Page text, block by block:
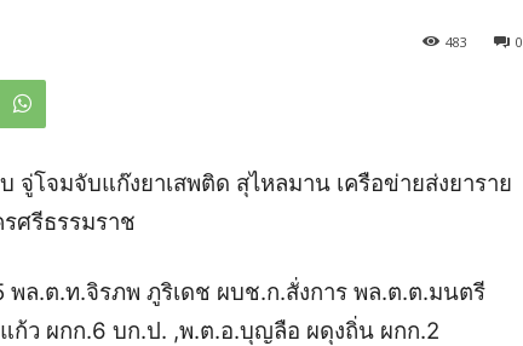
0
483
โจมจับแก๊งยาเสพติด สุไหลมาน เครือข่ายส่งยาราย
ศรีธรรมราช
พล.ต.ท.จิรภพ ภูริเดช ผบช.ก.สั่งการ พล.ต.ต.มนตรี
ว ผกก.6 บก.ป. ,พ.ต.อ.บุญลือ ผดุงถิ่น ผกก.2